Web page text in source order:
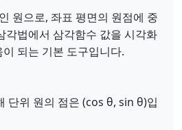
원으로, 좌표 평면의 원점에 중
각법에서 삼각함수 값을 시각화
되는 기본 도구입니다.
단위 원의 점은 (cos θ, sin θ)입